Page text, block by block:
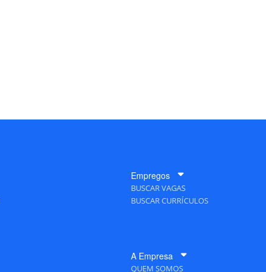
Empregos
BUSCAR VAGAS
BUSCAR CURRÍCULOS
A Empresa
QUEM SOMOS